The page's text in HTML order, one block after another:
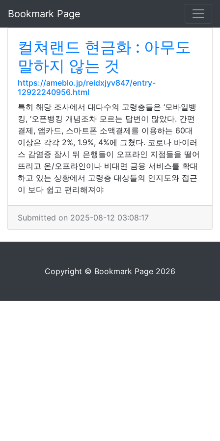
Bookmark Page
컬쳐랜드 현금화 : 아무도
말하지 않는 것
https://ameblo.jp/reidxjyv847/entry-
12922240956.html
특히 해당 조사에서 대다수의 고령층들은 ‘모바일뱅
킹, ‘오픈뱅킹 개념조차 모르는 답변이 많았다. 간편
결제, 앱카드, 스마트폰 소액결제를 이용하는 60대
이상은 각각 2%, 1.9%, 4%에 그쳤다. 코로나 바이러
스 감염증 잠시 뒤 은행들이 오프라인 지점들을 떨어
뜨리고 온/오프라인이나 비대면 금융 서비스를 확대
하고 있는 상황에서 고령층 대상들의 인지도와 접근
이 보다 쉽고 편리해져야
Submitted on 2025-08-12 03:08:17
Copyright © Bookmark Page 2026